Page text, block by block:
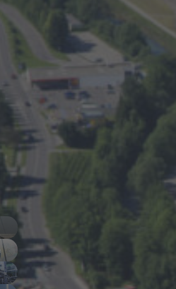
> voestalpine BÖHLER